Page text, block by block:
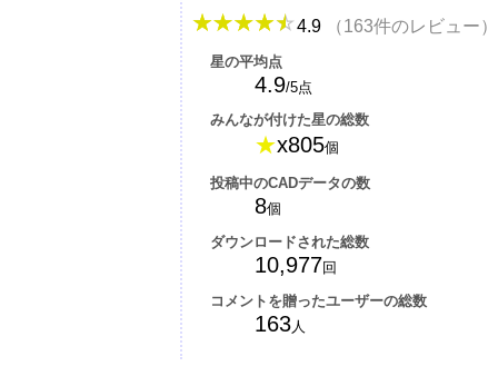
4.9 （163件のレビュー）
星の平均点
4.9/5点
みんなが付けた星の総数
★x805個
投稿中のCADデータの数
8個
ダウンロードされた総数
10,977回
コメントを贈ったユーザーの総数
163人